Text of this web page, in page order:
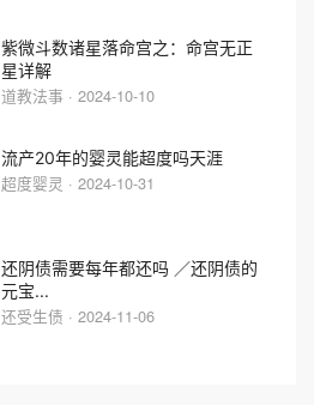
紫微斗数诸星落命宫之：命宫无正
星详解
道教法事 · 2024-10-10
流产20年的婴灵能超度吗天涯
超度婴灵 · 2024-10-31
还阴债需要每年都还吗 ／还阴债的
元宝...
还受生债 · 2024-11-06